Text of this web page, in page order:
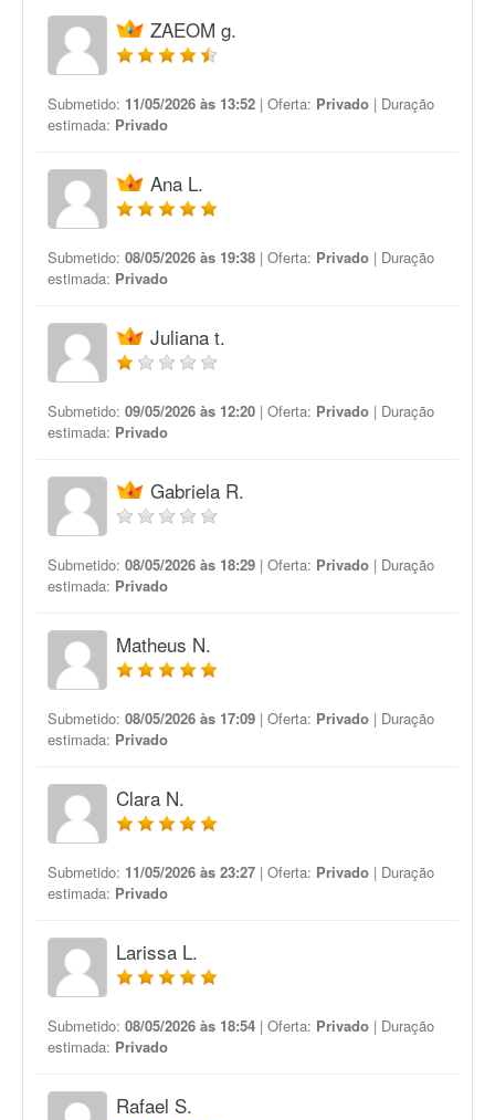
ZAEOM g.
Submetido: 11/05/2026 às 13:52 | Oferta: Privado | Duração
estimada: Privado
Ana L.
Submetido: 08/05/2026 às 19:38 | Oferta: Privado | Duração
estimada: Privado
Juliana t.
Submetido: 09/05/2026 às 12:20 | Oferta: Privado | Duração
estimada: Privado
Gabriela R.
Submetido: 08/05/2026 às 18:29 | Oferta: Privado | Duração
estimada: Privado
Matheus N.
Submetido: 08/05/2026 às 17:09 | Oferta: Privado | Duração
estimada: Privado
Clara N.
Submetido: 11/05/2026 às 23:27 | Oferta: Privado | Duração
estimada: Privado
Larissa L.
Submetido: 08/05/2026 às 18:54 | Oferta: Privado | Duração
estimada: Privado
Rafael S.